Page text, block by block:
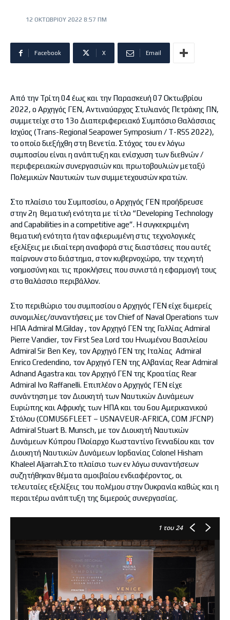
12 ΟΚΤΩΒΡΊΟΥ 2022 8:57 ΠΜ
Facebook X Email
Από την Τρίτη 04 έως και την Παρασκευή 07 Οκτωβρίου
2022, ο Αρχηγός ΓΕΝ, Αντιναύαρχος Στυλιανός Πετράκης ΠΝ,
συμμετείχε στο 13ο Διαπεριφερειακό Συμπόσιο Θαλάσσιας
Ισχύος (Trans-Regional Seapower Symposium / Τ-RSS 2022),
το οποίο διεξήχθη στη Βενετία. Στόχος του εν λόγω
συμποσίου είναι η ανάπτυξη και ενίσχυση των διεθνών /
περιφερειακών συνεργασιών και πρωτοβουλιών μεταξύ
Πολεμικών Ναυτικών των συμμετεχουσών κρατών.
Στο πλαίσιο του Συμποσίου, ο Αρχηγός ΓΕΝ προήδρευσε
στην 2η θεματική ενότητα με τίτλο “Developing Technology
and Capabilities in a competitive age”. Η συγκεκριμένη
θεματική ενότητα ήταν αφιερωμένη στις τεχνολογικές
εξελίξεις με ιδιαίτερη αναφορά στις διαστάσεις που αυτές
παίρνουν στο διάστημα, στον κυβερνοχώρο, την τεχνητή
νοημοσύνη και τις προκλήσεις που συνιστά η εφαρμογή τους
στο θαλάσσιο περιβάλλον.
Στο περιθώριο του συμποσίου ο Αρχηγός ΓΕΝ είχε διμερείς
συνομιλίες/συναντήσεις με τον Chief of Naval Operations των
ΗΠΑ Admiral M.Gilday , τον Αρχηγό ΓΕΝ της Γαλλίας Admiral
Pierre Vandier, τον First Sea Lord του Ηνωμένου Βασιλείου
Admiral Sir Ben Key, τον Αρχηγό ΓΕΝ της Ιταλίας Admiral
Enrico Credendino, τον Αρχηγό ΓΕΝ της Αλβανίας Rear Admiral
Adnand Agastra και τον Αρχηγό ΓΕΝ της Κροατίας Rear
Admiral Ivo Raffanelli. Επιπλέον ο Αρχηγός ΓΕΝ είχε
συνάντηση με τον Διοικητή των Ναυτικών Δυνάμεων
Ευρώπης και Αφρικής των ΗΠΑ και του 6ου Αμερικανικού
Στόλου (COMUS6FLEET – USNAVEUR-AFRICA, COM JFCNP)
Admiral Stuart B. Munsch, με τον Διοικητή Ναυτικών
Δυνάμεων Κύπρου Πλοίαρχο Κωσταντίνο Γενναδίου και τον
Διοικητή Ναυτικών Δυνάμεων Ιορδανίας Colonel Hisham
Khaleel Aljarrah.Στο πλαίσιο των εν λόγω συναντήσεων
συζητήθηκαν θέματα αμοιβαίου ενδιαφέροντος, οι
τελευταίες εξελίξεις του πολέμου στην Ουκρανία καθώς και η
περαιτέρω ανάπτυξη της διμερούς συνεργασίας.
1 του 24